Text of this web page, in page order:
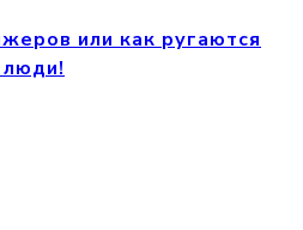
или как ругаются
люди!